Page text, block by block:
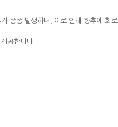
종종 발생하며, 이로 인해 향후에 회로
공합니다.